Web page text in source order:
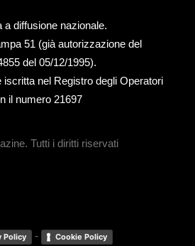
diffusione nazionale.
51 (già autorizzazione del
del 05/12/1995).
iscritta nel Registro degli Operatori
il numero 21697
Tutti i diritti riservati
Policy - Cookie Policy